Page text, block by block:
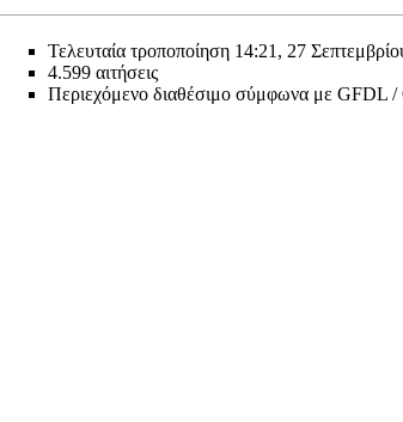
Τελευταία τροποποίηση 14:21, 27
4.599 αιτήσεις
Περιεχόμενο διαθέσιμο σύμφωνα με GFDL /